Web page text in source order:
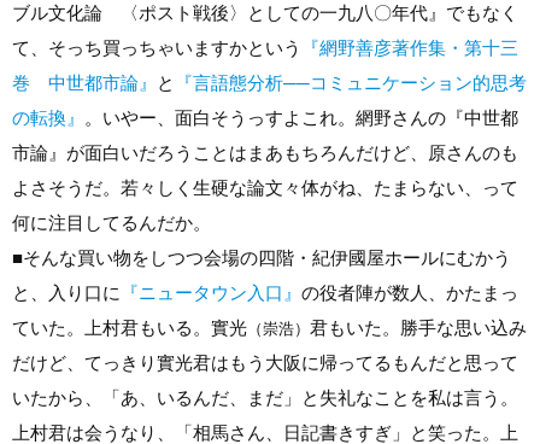
ブル文化論 〈ポスト戦後〉としての一九八〇年代』でもなく
て、そっち買っちゃいますかという
『網野善彦著作集・第十三
巻 中世都市論』
と 『言語態分析──コミュニケーション的思考
の転換』
。いやー、面白そうっすよこれ。網野さんの『中世都
市論』が面白いだろうことはまあもちろんだけど、原さんのも
よさそうだ。若々しく生硬な論文々体がね、たまらない、って
何に注目してるんだか。
■そんな買い物をしつつ会場の四階・紀伊國屋ホールにむかう
と、入り口に
『ニュータウン入口』 の役者陣が数人、かたまっ
ていた。上村君もいる。實光 （崇浩） 君もいた。勝手な思い込み
だけど、てっきり實光君はもう大阪に帰ってるもんだと思って
いたから、「あ、いるんだ、まだ」と失礼なことを私は言う。
上村君は会うなり、「相馬さん、日記書きすぎ」と笑った。上